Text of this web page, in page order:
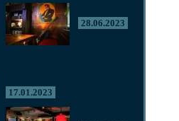
28.06.2023
17.01.2023